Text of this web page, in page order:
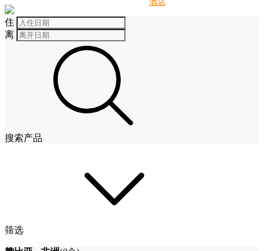
住
离
搜索产品
筛选